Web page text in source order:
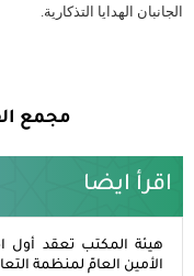
الجانبان الهدايا التذكارية.
مجمع
اقرأ ايضا
هيئة المكتب تعقد أول
الأمين العامّ لمنظمة